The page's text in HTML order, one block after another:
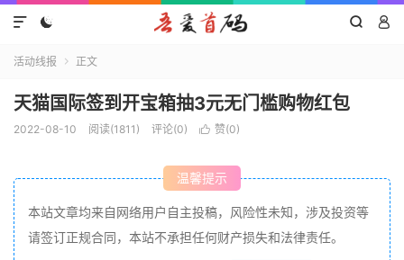
  

活动线报  正文
天猫国际签到开宝箱抽3元无门槛购物红包
2022-08-10 阅读(1811) 评论(0)  赞(0)
温馨提示
本站文章均来自网络用户自主投稿，风险性未知，涉及投资等
请签订正规合同，本站不承担任何财产损失和法律责任。